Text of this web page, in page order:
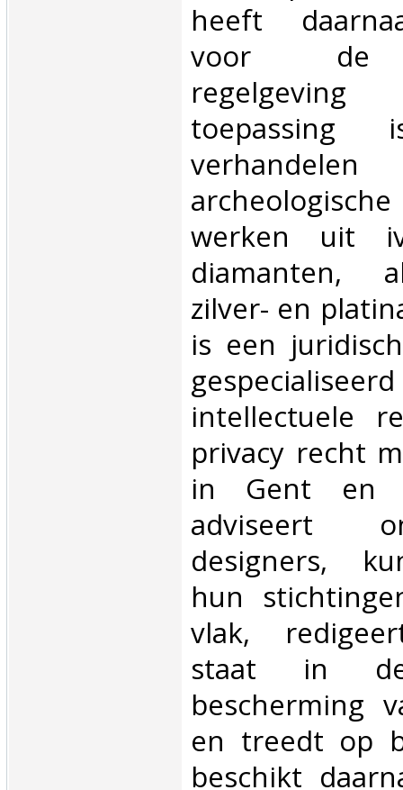
heeft
voor de
werken uit
diamanten,
zilver- en
is een
intellectuele
privacy recht
in Gent en
adviseert
designers,
hun
vlak,
staat in
bescherming
en treedt op
beschikt